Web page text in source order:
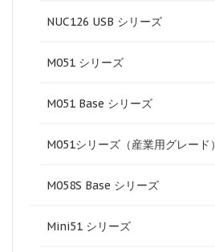
NUC126 USB シリーズ
M051 シリーズ
M051 Base シリーズ
M051シリーズ（産業用グレード）
M058S Base シリーズ
Mini51 シリーズ